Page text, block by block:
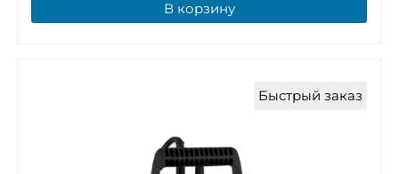
В корзину
Быстрый заказ